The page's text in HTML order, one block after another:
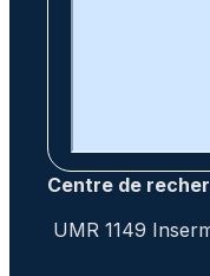
Centre de
UMR 1149